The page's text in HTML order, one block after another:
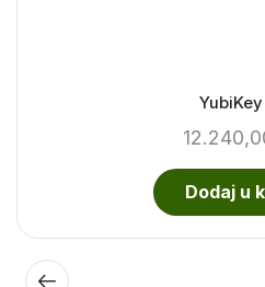
Dodaj u